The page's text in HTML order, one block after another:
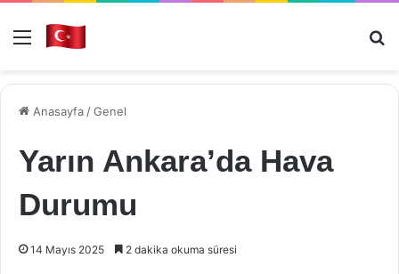
Menü
Anasayfa /Genel
Yarın Ankara’da Hava
Durumu
14 Mayıs 2025 2 dakika okuma süresi